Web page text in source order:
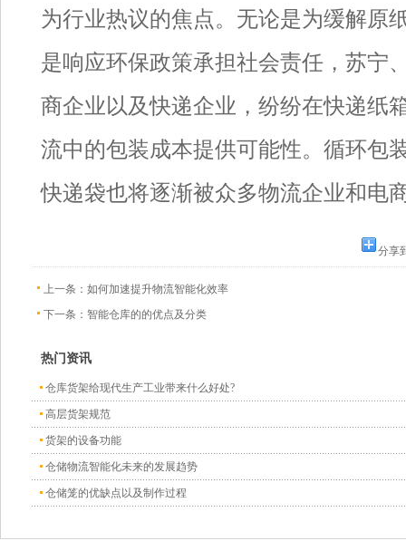
为行业热议的焦点。无论是为缓解原
是响应环保政策承担社会责任，苏宁
商企业以及快递企业，纷纷在快递纸
流中的包装成本提供可能性。循环包
快递袋也将逐渐被众多物流企业和电
分享
上一条： 如何加速提升物流智能化效率
下一条： 智能仓库的的优点及分类
热门资讯
仓库货架给现代生产工业带来什么好处?
高层货架规范
货架的设备功能
仓储物流智能化未来的发展趋势
仓储笼的优缺点以及制作过程